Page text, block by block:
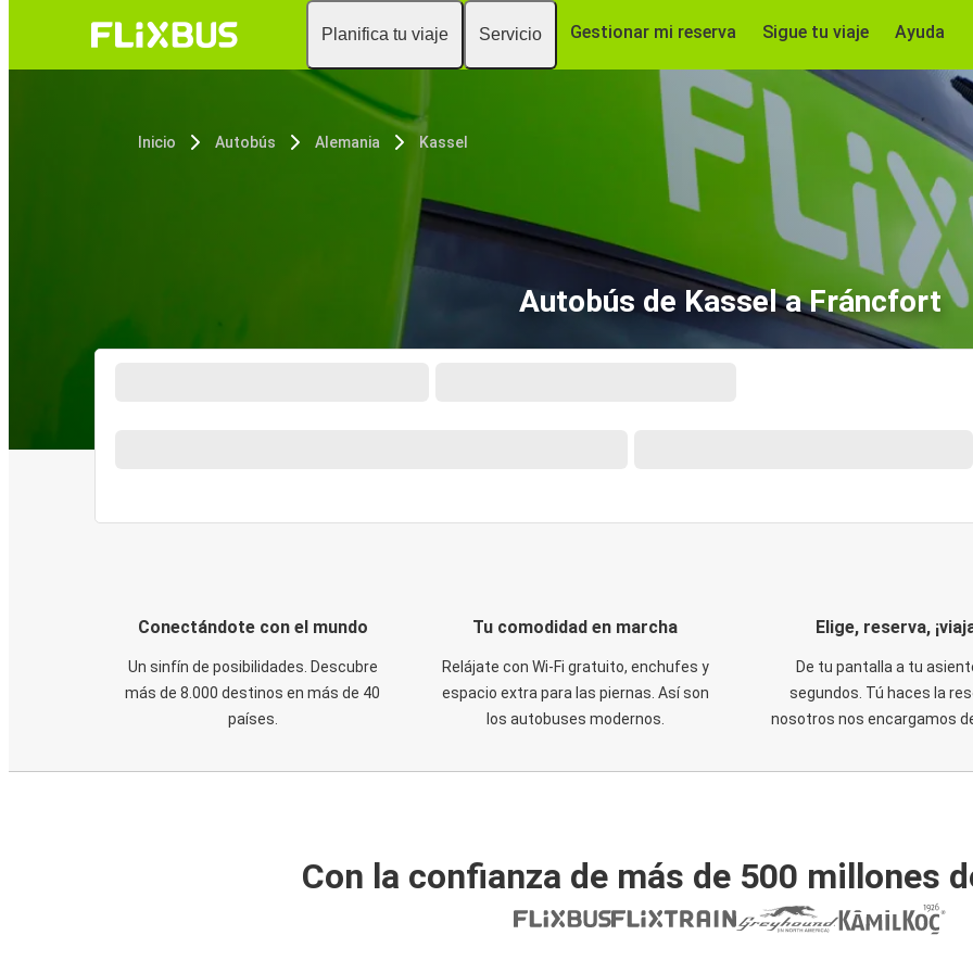
Planifica tu viaje Servicio Gestionar mi reserva Sigue tu viaje Ayuda
Inicio Autobús Alemania Kassel
Autobús de Kassel a Fráncfort
Conectándote con el mundo
Un sinfín de posibilidades. Descubre
más de 8.000 destinos en más de 40
países.
Tu comodidad en marcha
Relájate con Wi-Fi gratuito, enchufes y
espacio extra para las piernas. Así son
los autobuses modernos.
Elige, reserva,
De tu pantalla a tu
segundos. Tú haces la
nosotros nos encargamos
Con la confianza de más de 500 millones